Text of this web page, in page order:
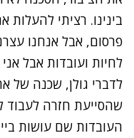
בינינו. רציתי להעלות
פרסום, אבל אנחנו
לחיות ועובדות אבל
לדברי גולן, שכנה של
שהסייעת חזרה לעבוד
העובדות שם עושות